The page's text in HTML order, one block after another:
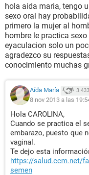
hola aida maria, tengo
sexo oral hay
primero la mujer al
hombre le practica
eyaculacion solo un
agradezco su
conocimiento muchas
Aída María 3.433
8 nov 2013 a las
Hola CAROLINA,
Cuando se practica el
embarazo, puesto que
vaginal.
Te dejo esta
https://salud.ccm.net/
semen